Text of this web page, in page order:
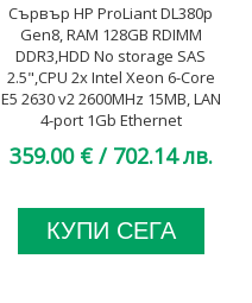
Сървър HP ProLiant DL380p
Gen8, RAM 128GB RDIMM
DDR3,HDD No storage SAS
2.5",CPU 2x Intel Xeon 6-Core
E5 2630 v2 2600MHz 15MB, LAN
4-port 1Gb Ethernet
with additional TPM module, A
359.00 € / 702.14 лв.
КУПИ СЕГА